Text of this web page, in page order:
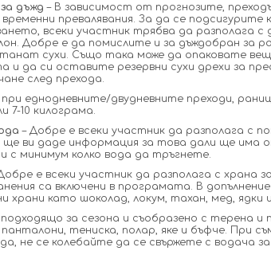
дъжд – В зависимост от прогнозите,
временни превалявания. За да се
всеки участник трябва да разполага с
Добре е да помислите и за дъждобран за
сухи. Също така може да опаковате
и да си оставите резервни сухи дрехи за
след прехода.
при еднодневните/двудневните преходи,
7-10 килограма.
– Добре е всеки участник да разполага с
ще ви даде информация за това дали ще има
с минимум колко вода да тръгнете.
е всеки участник да разполага с храна
са включени в програмата. В
храни като шоколад, локум, тахан, мед, ядки
подходящо за сезона и съобразено с терена и
тениска, полар, яке и бъфче. При
не се колебайте да се свържете с водача за